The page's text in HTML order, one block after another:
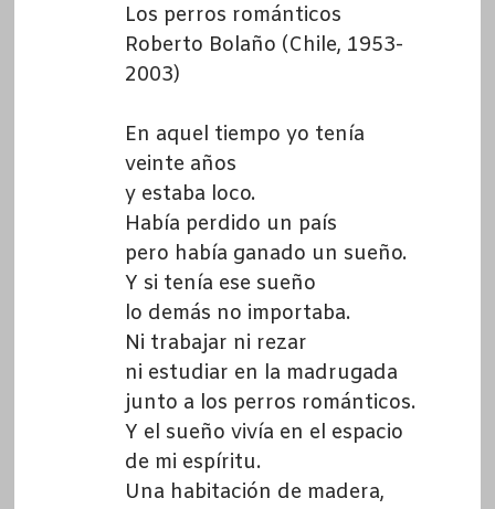
Los perros románticos
Roberto Bolaño (Chile, 1953-
2003)
En aquel tiempo yo tenía
veinte años
y estaba loco.
Había perdido un país
pero había ganado un sueño.
Y si tenía ese sueño
lo demás no importaba.
Ni trabajar ni rezar
ni estudiar en la madrugada
junto a los perros románticos.
Y el sueño vivía en el espacio
de mi espíritu.
Una habitación de madera,